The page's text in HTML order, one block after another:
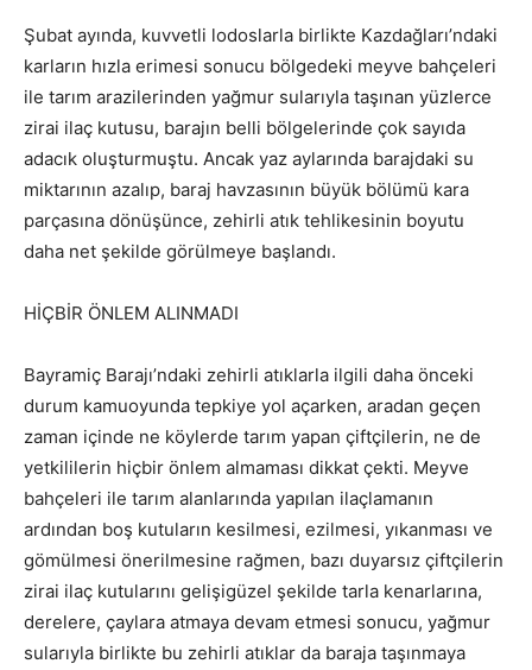
Şubat ayında, kuvvetli lodoslarla birlikte Kazdağları’ndaki
karların hızla erimesi sonucu bölgedeki meyve bahçeleri
ile tarım arazilerinden yağmur sularıyla taşınan yüzlerce
zirai ilaç kutusu, barajın belli bölgelerinde çok sayıda
adacık oluşturmuştu. Ancak yaz aylarında barajdaki su
miktarının azalıp, baraj havzasının büyük bölümü kara
parçasına dönüşünce, zehirli atık tehlikesinin boyutu
daha net şekilde görülmeye başlandı.
HİÇBİR ÖNLEM ALINMADI
Bayramiç Barajı’ndaki zehirli atıklarla ilgili daha önceki
durum kamuoyunda tepkiye yol açarken, aradan geçen
zaman içinde ne köylerde tarım yapan çiftçilerin, ne de
yetkililerin hiçbir önlem almaması dikkat çekti. Meyve
bahçeleri ile tarım alanlarında yapılan ilaçlamanın
ardından boş kutuların kesilmesi, ezilmesi, yıkanması ve
gömülmesi önerilmesine rağmen, bazı duyarsız çiftçilerin
zirai ilaç kutularını gelişigüzel şekilde tarla kenarlarına,
derelere, çaylara atmaya devam etmesi sonucu, yağmur
sularıyla birlikte bu zehirli atıklar da baraja taşınmaya